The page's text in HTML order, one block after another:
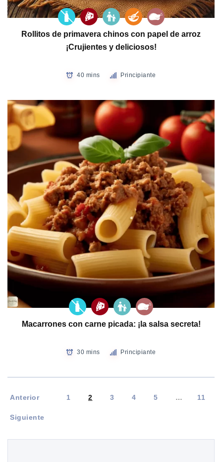
Rollitos de primavera chinos con papel de arroz
¡Crujientes y deliciosos!
40 mins Principiante
Macarrones con carne picada: ¡la salsa secreta!
30 mins Principiante
Anterior 1 2 3 4 5 … 11
Siguiente